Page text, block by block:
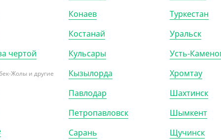
чертой
Жолы и другие
Конаев
Костанай
Кульсары
Кызылорда
Павлодар
Петропавловск
Сарань
Туркестан
Уральск
Усть-
Хромтау
Шахтинск
Шымкент
Щучинск